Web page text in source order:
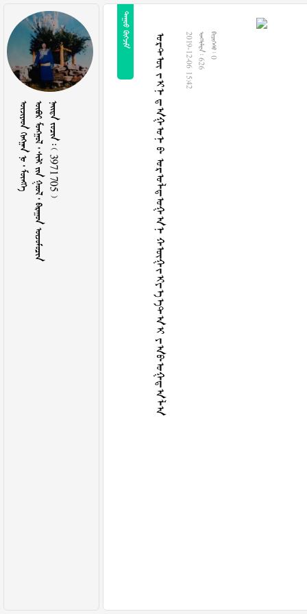
                3971705 
 
ᠤᠷᠲᠦ ᠵᠢᠨ ᠳᠠᠭᠤᠨ ᠪ ᠤᠷᠤᠯᠳᠤᠭᠠᠨ ᠬᠦᠭᠵᠢᠶᠡᠡᠲᠠᠢ ᠶᠠᠪᠤᠭᠳᠠᠯ᠎ᠠ 2019-12-06 15:42  626  0